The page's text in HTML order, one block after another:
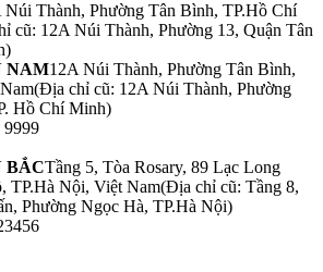
Núi Thành, Phường Tân Bình, TP.Hồ Chí
cũ: 12A Núi Thành, Phường 13, Quận Tân
NAM12A Núi Thành, Phường Tân Bình,
(Địa chỉ cũ: 12A Núi Thành, Phường
Hồ Chí Minh)
9999
BẮCTầng 5, Tòa Rosary, 89 Lạc Long
TP.Hà Nội, Việt Nam(Địa chỉ cũ: Tầng 8,
Phường Ngọc Hà, TP.Hà Nội)